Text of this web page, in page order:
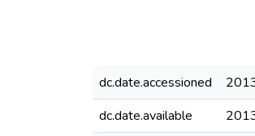
dc.date.accessioned
dc.date.available